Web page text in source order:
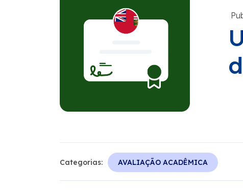
Categorias: AVALIAÇÃO ACADÊMICA